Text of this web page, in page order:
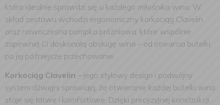
która idealnie sprawdzi się u każdego miłośnika wina. W
skład zestawu wchodzi ergonomiczny korkociąg Clavelin
oraz nowoczesna pompka próżniowa, które wspólnie
zapewnią Ci doskonałą obsługę wina – od otwarcia butelki,
po jej późniejsze przechowanie.
Korkociąg Clavelin – jego stylowy design i podwójny
system dźwigni sprawiają, że otwieranie każdej butelki wina
staje się łatwe i komfortowe. Dzięki precyzyjnej konstrukcji,